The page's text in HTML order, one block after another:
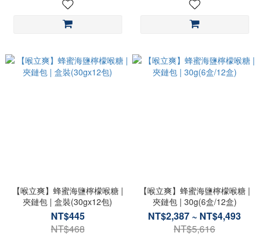
【喉立爽】蜂蜜海鹽檸檬喉糖 |
夾鏈包 | 盒裝(30gx12包)
NT$445
NT$468
【喉立爽】蜂蜜海鹽檸檬喉糖 |
夾鏈包 | 30g(6盒/12盒)
NT$2,387 ~ NT$4,493
NT$5,616